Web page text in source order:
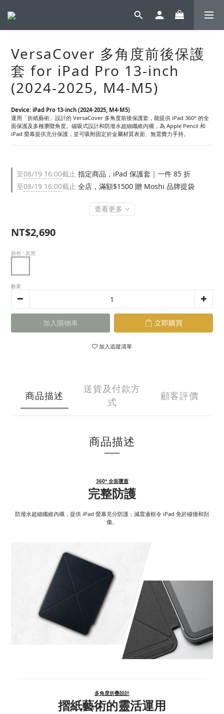
VersaCover 多角度前後保護
套 for iPad Pro 13-inch
(2024-2025, M4-M5)
Device: iPad Pro 13-inch (2024-2025, M4-M5)
運用「折紙藝術」設計的 VersaCover 多角度前後保護套，能提供 iPad 360° 的全
面保護及多種瀏覽角度。磁吸式設計和防潑水超細纖維內襯，為 Apple Pencil 和
iPad 螢幕提供充分保護，並可吸附固定於金屬材質表面、無需費力手持。
至08/19 16:00截止 指定商品，iPad 保護套｜一件 85 折
至08/19 16:00截止 全店，滿額$1500 贈 Moshi 品牌提袋
查看更多
NT$2,690
顏色 : 炭黑
數量
加入購物車 立即購買
加入追蹤清單
商品描述
送貨及付款方
式
顧客評價
商品描述
360° 全面覆蓋
完整防護
防潑水超細纖維內襯，提供 iPad 螢幕充分防護；減震邊框令 iPad 免於碰撞和刮
傷。
多角度折疊設計
摺紙藝術的靈活運用